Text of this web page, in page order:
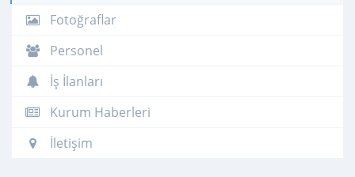
Fotoğraflar
Personel
İş İlanları
Kurum Haberleri
İletişim